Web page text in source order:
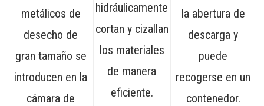
metálicos de
desecho de
gran tamaño se
introducen en la
cámara de
hidráulicamente
cortan y cizallan
los materiales
de manera
eficiente.
la abertura de
descarga y
puede
recogerse en un
contenedor.